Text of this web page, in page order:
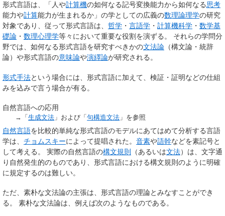
形式言語は、「人や計算機の如何なる記号変換能力から如何なる思考
能力や計算能力が生まれるか」の学としての広義の数理論理学の研究
対象であり、従って形式言語は、 哲学 ・ 言語学 ・ 計算機科学 ・ 数学基
礎論 ・ 数理心理学等々において重要な役割を演ずる。 それらの学問分
野では、如何なる形式言語を研究すべきかの文法論 （構文論・統辞
論）や形式言語の意味論や演繹論が研究される。
形式手法という場合には、形式言語に加えて、検証・証明などの仕組
みを込みで言う場合が有る。
自然言語への応用
→「生成文法 」および「句構造文法 」を参照
自然言語を比較的単純な形式言語のモデルにあてはめて分析する言語
学は、 チョムスキーによって提唱された。 音素や語幹などを素記号と
して考える。 実際の自然言語の構文規則 （あるいは文法）は、文字通
り自然発生的のものであり、形式言語における構文規則のように明確
に規定するのは難しい。
ただ、素朴な文法論の主張は、形式言語の理論とみなすことができ
る。 素朴な文法論は、例えば次のようなものである。